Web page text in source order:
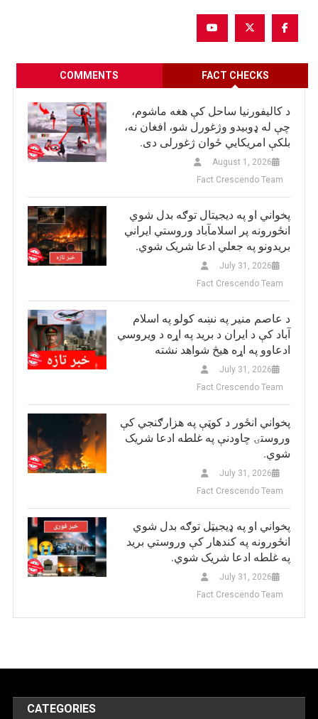
FACT CHECKS
COMMENTS
د کالیفورنیا ساحل کې هغه ماشوم،
چې له ډوبیدو وژغورل شو، افغان نه،
بلکې امریکایي ځوان ژغورلی دی.
August 1, 2026
Fact Crescendo Team
پخواني او په دیجیتال توګه بدل شوي
انځورونه پر اسلامآباد وروستي ایراني
بريدونو په جعلي ادعا شریک شوي.
July 31, 2026
Fact Crescendo Team
د عاصم منیر په نښه کولو په اسلام
آباد کې د ایران د برید په اړه د ویروسي
ادعاوو په اړه هیڅ شواهد نشته
July 31, 2026
Fact Crescendo Team
پخواني انځور د کوټې په هزارګنجي کې
وروستۍ چاودنې په غلطه ادعا شریک
شوي.
July 31, 2026
Fact Crescendo Team
پخواني او په ډيجيټل توګه بدل شوي
انځورونه په کندهار کې وروستي برید
په غلطه ادعا شریک شوي.
July 31, 2026
Fact Crescendo Team
CATEGORIES